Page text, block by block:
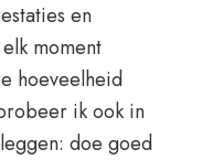
en
moment
hoeveelheid
ik ook in
doe goed